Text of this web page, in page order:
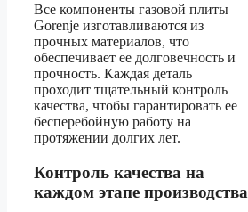
Все компоненты газовой плиты
Gorenje изготавливаются из
прочных материалов, что
обеспечивает ее долговечность и
прочность. Каждая деталь
проходит тщательный контроль
качества, чтобы гарантировать ее
бесперебойную работу на
протяжении долгих лет.
Контроль качества на
каждом этапе производства